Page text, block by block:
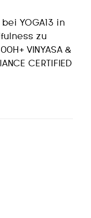
YOGA13 in
zu
VINYASA &
CERTIFIED